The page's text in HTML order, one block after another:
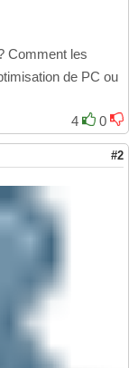
Comment les
de PC ou
4
0
#2